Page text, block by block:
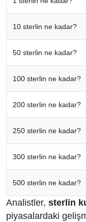
10 sterlin ne kadar?
50 sterlin ne kadar?
100 sterlin ne kadar?
200 sterlin ne kadar?
250 sterlin ne kadar?
300 sterlin ne kadar?
500 sterlin ne kadar?
Analistler, sterlin
piyasalardaki